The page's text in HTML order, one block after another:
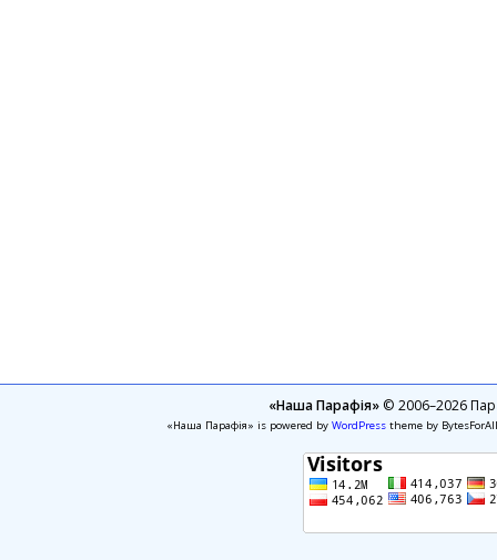
«Наша Парафія»© 2006–2026
«Наша Парафія» is powered by WordPresstheme by